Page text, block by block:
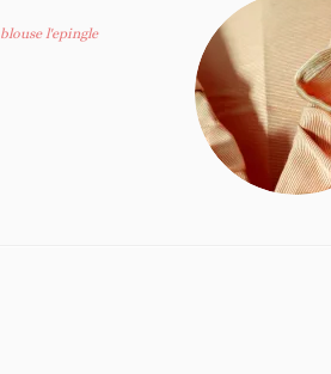
blouse l'epingle